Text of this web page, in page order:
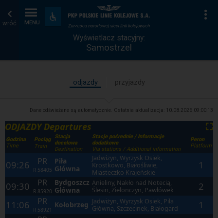
wróć MENU
Dostępność
i
udogodnienia
Wyświetlacz
stacyjny
Strona
główna
Wyświetlacz stacyjny:
Samostrzel
odjazdy przyjazdy
Dane odświeżane są automatycznie. Ostatnia aktualizacja: 10.08.2026 09:00:13
ODJAZDY Departures ⛶
Godzina
Time
Pociąg
Train
Stacja
docelowa
Destination
Stacje pośrednie / Informacje
dodatkowe
Via stations / Additional information
Peron
Platform
09:26 PR
R 58405
Piła
Główna
Jadwiżyn, Wyrzysk Osiek,
Krostkowo, Białośliwie,
Miasteczko Krajeńskie
1
09:30
PR
R 85920
Bydgoszcz
Główna
Anieliny, Nakło nad Notecią,
Ślesin, Zielonczyn, Pawłówek
2
11:06
PR
R 58921
Kołobrzeg Jadwiżyn, Wyrzysk Osiek, Piła
Główna, Szczecinek, Białogard
1